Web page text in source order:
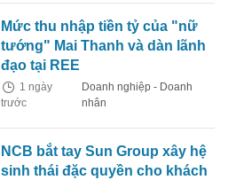
Mức thu nhập tiền tỷ của "nữ
tướng" Mai Thanh và dàn lãnh
đạo tại REE
1 ngày
trước
Doanh nghiệp - Doanh
nhân
NCB bắt tay Sun Group xây hệ
sinh thái đặc quyền cho khách